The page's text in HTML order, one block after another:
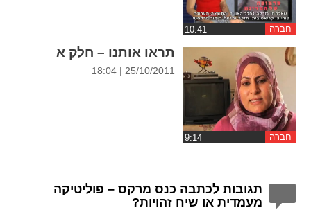
חברה
חברה
תראו אותנו – חלק א
25/10/2011 | 18:04
תגובות לכתבה כנס מרקס – פוליטיקה
מעמדית או שיח זהויות?